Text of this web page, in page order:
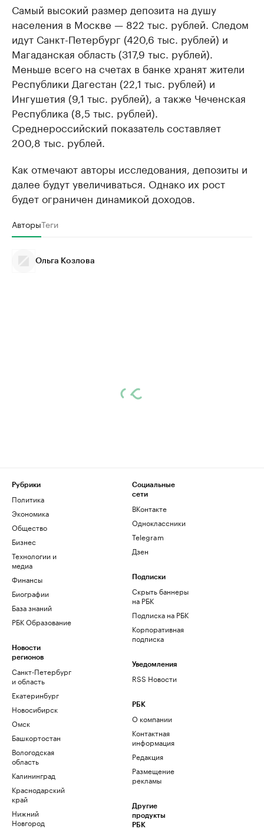
Самый высокий размер депозита на душу
населения в Москве — 822 тыс. рублей. Следом
идут Санкт-Петербург (420,6 тыс. рублей) и
Магаданская область (317,9 тыс. рублей).
Меньше всего на счетах в банке хранят жители
Республики Дагестан (22,1 тыс. рублей) и
Ингушетия (9,1 тыс. рублей), а также Чеченская
Республика (8,5 тыс. рублей).
Среднероссийский показатель составляет
200,8 тыс. рублей.
Как отмечают авторы исследования, депозиты и
далее будут увеличиваться. Однако их рост
будет ограничен динамикой доходов.
АвторыТеги
Ольга Козлова
Рубрики
Политика
Экономика
Общество
Бизнес
Технологии и
медиа
Финансы
Биографии
База знаний
РБК Образование
Новости
регионов
Санкт-Петербург
и область
Екатеринбург
Новосибирск
Омск
Башкортостан
Вологодская
область
Калининград
Краснодарский
край
Нижний
Новгород
Социальные
сети
ВКонтакте
Одноклассники
Telegram
Дзен
Подписки
Скрыть баннеры
на РБК
Подписка на РБК
Корпоративная
подписка
Уведомления
RSS Новости
РБК
О компании
Контактная
информация
Редакция
Размещение
рекламы
Другие
продукты
РБК